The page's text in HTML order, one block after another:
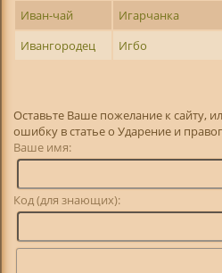
Иван-чай
Игарчанка
Ивангородец
Игбо
Оставьте Ваше пожелание к сайту,
ошибку в статье о Ударение и
Ваше имя:
Код (для знающих):